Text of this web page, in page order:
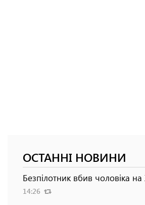
ОСТАННІ НОВИНИ
Безпілотник вбив чоловіка на
14:26